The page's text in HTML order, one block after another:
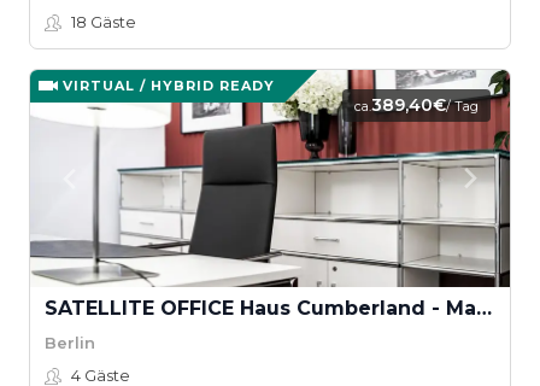
18 Gäste
VIRTUAL / HYBRID READY
ca.389,40€/ Tag
SATELLITE OFFICE Haus Cumberland - Markgraf
Berlin
4 Gäste